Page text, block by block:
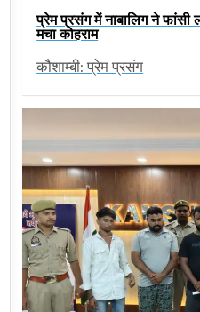
प्रेम प्रसंग में नाबालिग ने फांसी
मचा कोहराम
कौशाम्बी: प्रेम प्रसंग